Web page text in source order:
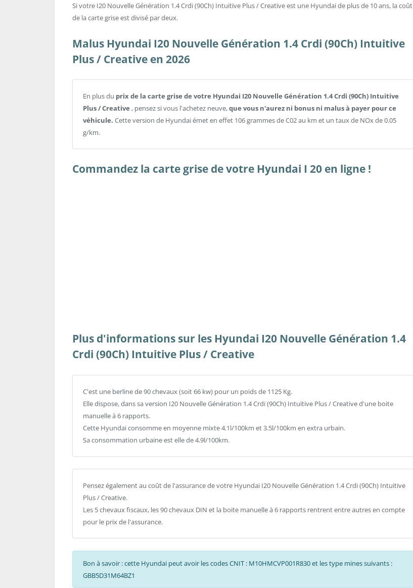
Si votre I20 Nouvelle Génération 1.4 Crdi (90Ch) Intuitive Plus / Creative est une Hyundai de plus de 10 ans, la coût
de la carte grise est divisé par deux.
Malus Hyundai I20 Nouvelle Génération 1.4 Crdi (90Ch) Intuitive
Plus / Creative en 2026
En plus du prix de la carte grise de votre Hyundai I20 Nouvelle Génération 1.4 Crdi (90Ch) Intuitive
Plus / Creative , pensez si vous l'achetez neuve,que vous n'aurez ni bonus ni malus à payer pour ce
véhicule. Cette version de Hyundai émet en effet 106 grammes de C02 au km et un taux de NOx de 0.05
g/km.
Commandez la carte grise de votre Hyundai I 20 en ligne !
Plus d'informations sur les Hyundai I20 Nouvelle Génération 1.4
Crdi (90Ch) Intuitive Plus / Creative
C'est une berline de 90 chevaux (soit 66 kw) pour un poids de 1125 Kg.
Elle dispose, dans sa version I20 Nouvelle Génération 1.4 Crdi (90Ch) Intuitive Plus / Creative d'une boite
manuelle à 6 rapports.
Cette Hyundai consomme en moyenne mixte 4.1l/100km et 3.5l/100km en extra urbain.
Sa consommation urbaine est elle de 4.9l/100km.
Pensez également au coût de l'assurance de votre Hyundai I20 Nouvelle Génération 1.4 Crdi (90Ch) Intuitive
Plus / Creative.
Les 5 chevaux fiscaux, les 90 chevaux DIN et la boite manuelle à 6 rapports rentrent entre autres en compte
pour le prix de l'assurance.
Bon à savoir : cette Hyundai peut avoir les codes CNIT : M10HMCVP001R830 et les type mines suivants :
GBB5D31M64BZ1